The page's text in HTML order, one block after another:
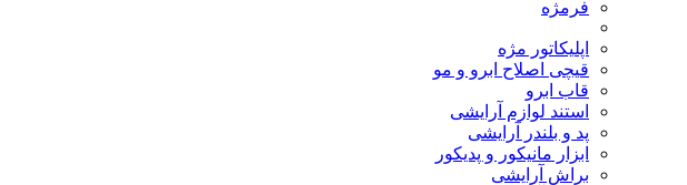
فرمژه
اپلیکاتور مژه
قیچی اصلاح ابرو و مو
قاب ابرو
استند لوازم آرایشی
پد و بلندر آرایشی
ابزار مانیکور و پدیکور
براش آرایشی